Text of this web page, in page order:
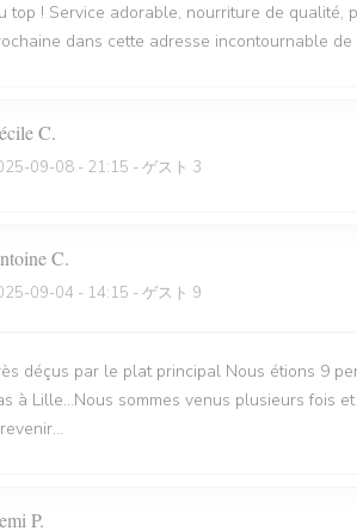
top ! Service adorable, nourriture de qualité,
dans cette adresse incontournable de
C
09-08 - 21:15 - ゲスト 3
C
09-04 - 14:15 - ゲスト 9
déçus par le plat principal Nous étions 9
à Lille...Nous sommes venus plusieurs fois
P